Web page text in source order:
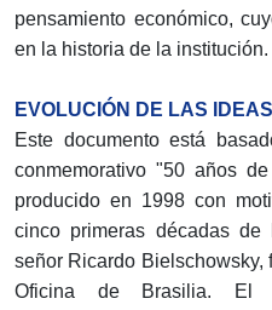
pensamiento económico,
en la historia de la institución.
EVOLUCIÓN DE LAS
Este documento está
conmemorativo "50 años
producido en 1998 con
cinco primeras décadas
señor Ricardo Bielschowsky,
Oficina de Brasilia. El